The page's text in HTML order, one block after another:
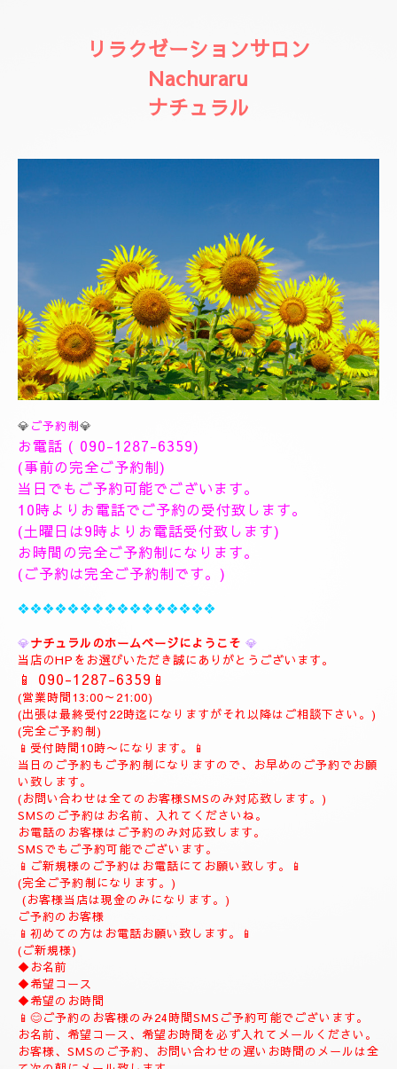
リラクゼーションサロン
Nachuraru
ナチュラル
💎ご予約制💎
お電話 ( 090-1287-6359
(事前の完全ご予約制)
当日でもご予約可能でございます。
10時よりお電話でご予約の受付致します。
(土曜日は9時よりお電話受付致します)
お時間の完全ご予約制になります。
(ご予約は完全ご予約制です。)
❖❖❖❖❖❖❖❖❖❖❖❖❖❖❖❖
💎ナチュラルのホームページにようこそ
当店のHPをお選びいただき誠にありがとうございます。
📱090-1287-6359
(営業時間13:00～21:00)
(出張は最終受付22時迄になりますがそれ以降はご相談下さい。)
(完全ご予約制)
📱受付時間10時〜になります。📱
当日のご予約もご予約制になりますので、お早めのご予約でお願
い致します。
(お問い合わせは全てのお客様SMSのみ対応致します。)
SMSのご予約はお名前、入れてくださいね。